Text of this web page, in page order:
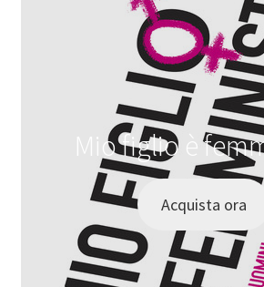
Mio figlio è
Acquista ora